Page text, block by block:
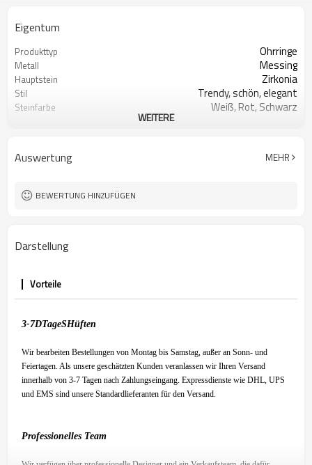
Eigentum
Produkttyp Ohrringe
Metall Messing
Hauptstein Zirkonia
Stil Trendy, schön, elegant
Steinfarbe Weiß, Rot, Schwarz
WEITERE
Auswertung MEHR
BEWERTUNG HINZUFÜGEN
Darstellung
Vorteile
3-7DTageSHüften
Wir bearbeiten Bestellungen von Montag bis Samstag, außer an Sonn- und
Feiertagen. Als unsere geschätzten Kunden veranlassen wir Ihren Versand
innerhalb von 3-7 Tagen nach Zahlungseingang. Expressdienste wie DHL, UPS
und EMS sind unsere Standardlieferanten für den Versand.
Professionelles Team